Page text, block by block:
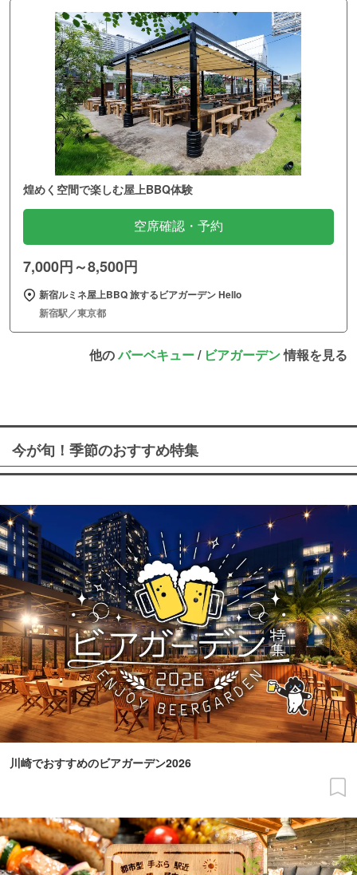
煌めく空間で楽しむ屋上BBQ体験
空席確認・予約
7,000円～8,500円
新宿ルミネ屋上BBQ 旅するビアガーデン Hello
新宿駅／東京都
他のバーベキュー/ ビアガーデン情報を見る
今が旬！季節のおすすめ特集
川崎でおすすめのビアガーデン2026